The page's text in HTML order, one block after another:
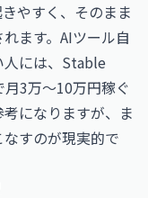
やすく、そのまま
ます。AIツール自
には、 Stable
3万〜10万円稼ぐ
になりますが、ま
すのが現実的で